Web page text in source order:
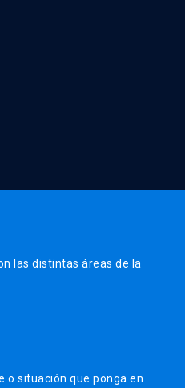
las distintas áreas de la
o situación que ponga en